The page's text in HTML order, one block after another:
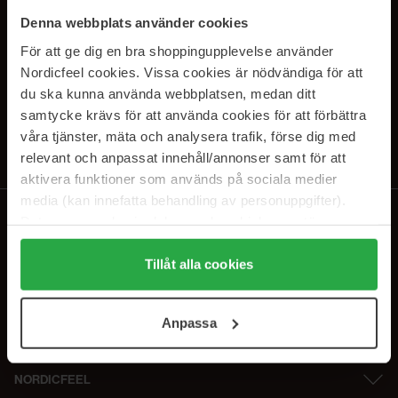
Denna webbplats använder cookies
För att ge dig en bra shoppingupplevelse använder
Nordicfeel cookies. Vissa cookies är nödvändiga för att
du ska kunna använda webbplatsen, medan ditt
samtycke krävs för att använda cookies för att förbättra
våra tjänster, mäta och analysera trafik, förse dig med
relevant och anpassat innehåll/annonser samt för att
aktivera funktioner som används på sociala medier
media (kan innefatta behandling av personuppgifter).
Genom att trycka på "Tillåt alla cookies" accepterar du
alla cookies, medan du under "Detaljer" kan anpassa
användningen av cookies. Du kan när som helst återkalla
samt vår Integritetspolicy.
Tillåt alla cookies
Anpassa
SUBSCRIBE TO OUR
NEWSLETTER
E-mail
Ved at abonnere accepterer du voresprivatlivspolitik. Afmeld til enhver
NORDICFEEL